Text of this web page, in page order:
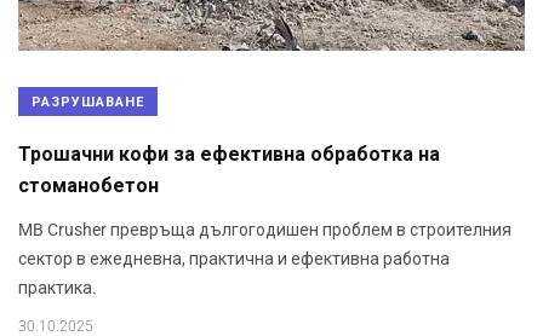
РАЗРУШАВАНЕ
Трошачни кофи за ефективна обработка на
стоманобетон
MB Crusher превръща дългогодишен проблем в строителния
сектор в ежедневна, практична и ефективна работна
практика.
30.10.2025